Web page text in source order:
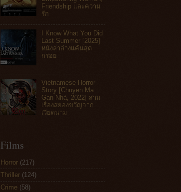
Friendship และความ
รัก
I Know What You Did
Last Summer [2025]
หนังล่าล่างแค้นสุด
กร่อย
Vietnamese Horror
Story [Chuyen Ma
Gan Nhà, 2022] สาม
เรื่องสยองขวัญจาก
เวียดนาม
Films
Horror (217)
Thriller (124)
Crime (58)